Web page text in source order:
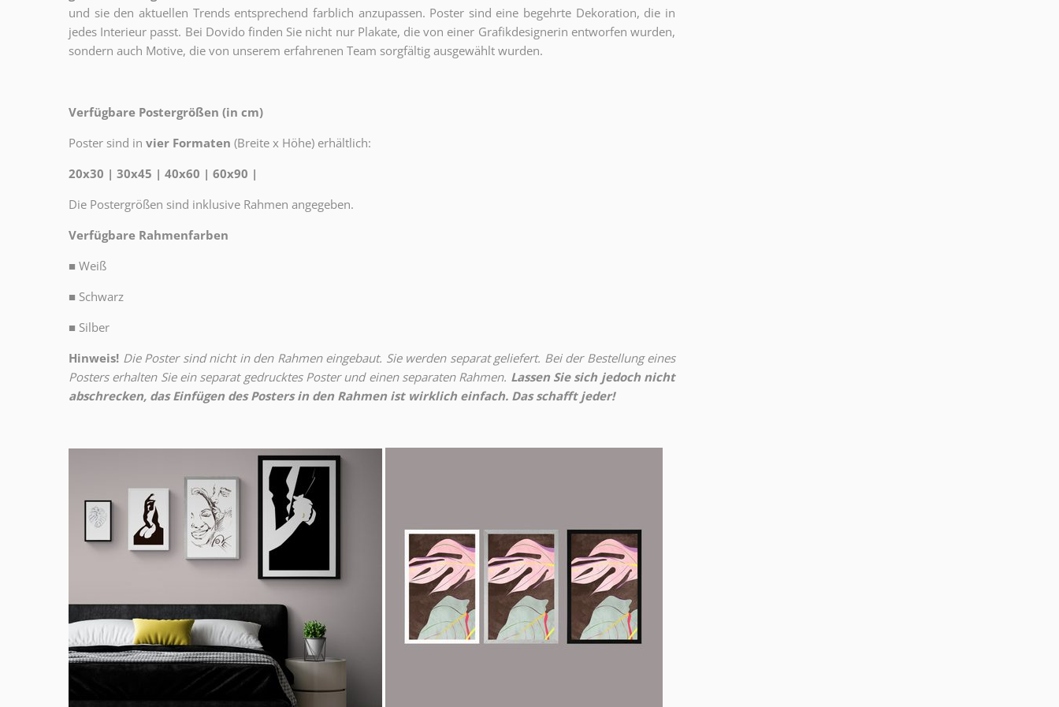
und sie den aktuellen Trends entsprechend farblich anzupassen. Poster sind eine begehrte Dekoration, die in
jedes Interieur passt. Bei Dovido finden Sie nicht nur Plakate, die von einer Grafikdesignerin entworfen wurden,
sondern auch Motive, die von unserem erfahrenen Team sorgfältig ausgewählt wurden.
Verfügbare Postergrößen (in cm)
Poster sind in vier Formaten (Breite x Höhe) erhältlich:
20x30 | 30x45 | 40x60 | 60x90 |
Die Postergrößen sind inklusive Rahmen angegeben.
Verfügbare Rahmenfarben
■ Weiß
■ Schwarz
■ Silber
Hinweis! Die Poster sind nicht in den Rahmen eingebaut. Sie werden separat geliefert. Bei der Bestellung eines
Posters erhalten Sie ein separat gedrucktes Poster und einen separaten Rahmen. Lassen Sie sich jedoch nicht
abschrecken, das Einfügen des Posters in den Rahmen ist wirklich einfach. Das schafft jeder!